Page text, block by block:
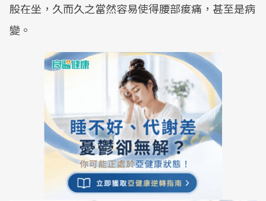
股在坐，久而久之當然容易使得腰部痠痛，甚至是病
變。